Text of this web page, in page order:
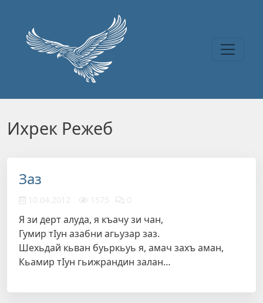
Ихрек Режеб
Заз
10.04.2012 1575 0
Я зи дерт алуда, я къачу зи чан,
Гумир тIун азабни агьузар заз.
Шехьдай кьван буьркьуь я, амач захъ аман,
Кьамир тIун гьижрандин залан…